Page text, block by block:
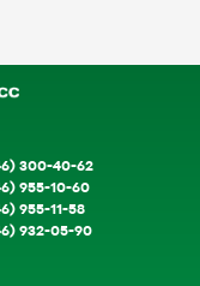
300-40-62
955-10-60
955-11-58
932-05-90